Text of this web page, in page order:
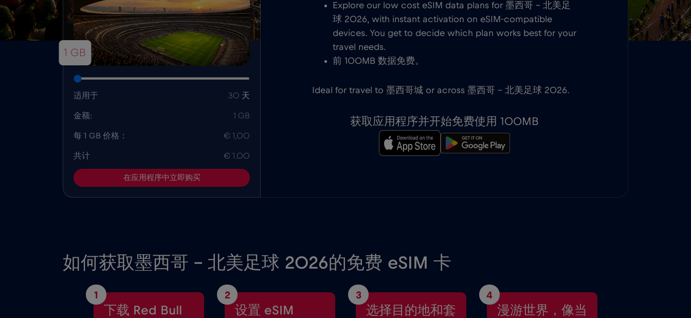
1 GB
适用于 30 天
金额: 1 GB
每 1 GB 价格： € 1,00
共计 € 1.00
在应用程序中立即购买
Explore our low cost eSIM data plans for 墨西哥 – 北美足
球 2026, with instant activation on eSIM-compatible
devices. You get to decide which plan works best for your
travel needs.
前 100MB 数据免费。
Ideal for travel to 墨西哥城 or across 墨西哥 – 北美足球 2026.
获取应用程序并开始免费使用 100MB
如何获取墨西哥 - 北美足球 2026的免费 eSIM 卡
1
下载 Red Bull
2
设置 eSIM
3
选择目的地和套
4
漫游世界，像当